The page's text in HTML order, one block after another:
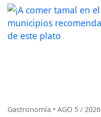
Gastronomía • AGO 5 / 2026